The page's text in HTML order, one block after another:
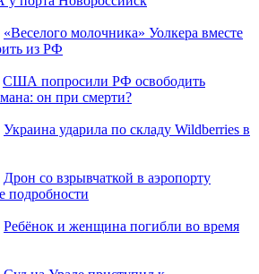
«Веселого молочника» Уолкера вместе
из РФ
США попросили РФ освободить
он при смерти?
Украина ударила по складу Wildberries в
Дрон со взрывчаткой в аэропорту
подробности
Ребёнок и женщина погибли во время